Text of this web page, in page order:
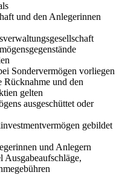
und den Anlegerinnen
Sondervermögen vorliegen
Rücknahme und den
gelten
ausgeschüttet oder
gebildet
und Anlegern
Ausgabeaufschläge,